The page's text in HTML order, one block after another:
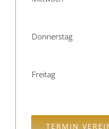
Donnerstag
Freitag
TERMIN